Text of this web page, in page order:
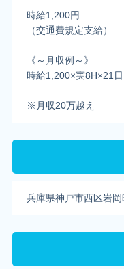
時給1,200円
（交通費規定支給）
《～月収例～》
時給1,200×実8H×21
※月収20万越え
兵庫県神戸市西区岩岡